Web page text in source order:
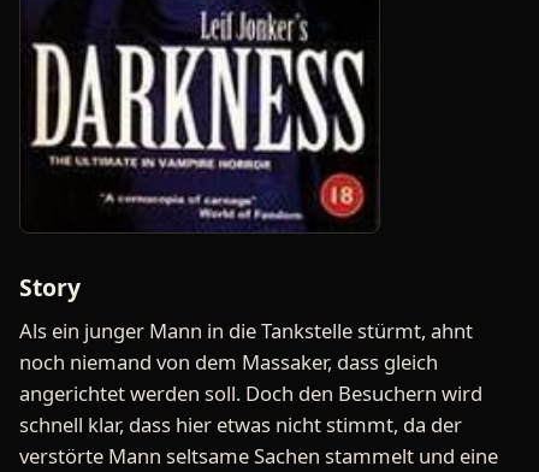
Story
Als ein junger Mann in die Tankstelle stürmt, ahnt
noch niemand von dem Massaker, dass gleich
angerichtet werden soll. Doch den Besuchern wird
schnell klar, dass hier etwas nicht stimmt, da der
verstörte Mann seltsame Sachen stammelt und eine